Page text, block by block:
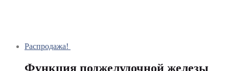
Распродажа!
Функция поджелудочной железы